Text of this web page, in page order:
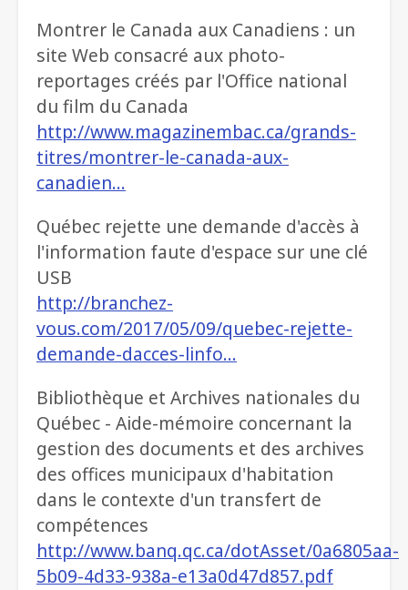
Montrer le Canada aux Canadiens : un
site Web consacré aux photo-
reportages créés par l'Office national
du film du Canada
http://www.magazinembac.ca/grands-
titres/montrer-le-canada-aux-
canadien…
Québec rejette une demande d'accès à
l'information faute d'espace sur une clé
USB
http://branchez-
vous.com/2017/05/09/quebec-rejette-
demande-dacces-linfo…
Bibliothèque et Archives nationales du
Québec - Aide-mémoire concernant la
gestion des documents et des archives
des offices municipaux d'habitation
dans le contexte d'un transfert de
compétences
http://www.banq.qc.ca/dotAsset/0a6805aa-
5b09-4d33-938a-e13a0d47d857.pdf